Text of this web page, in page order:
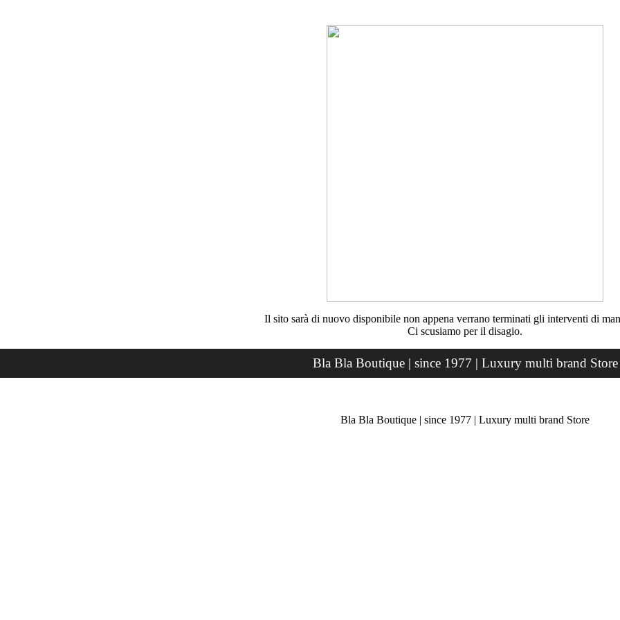
Il sito sarà di nuovo disponibile non appena verrano terminati gli interventi di
Ci scusiamo per il disagio.
Bla Bla Boutique | since 1977 | Luxury multi brand Store
Bla Bla Boutique | since 1977 | Luxury multi brand Store